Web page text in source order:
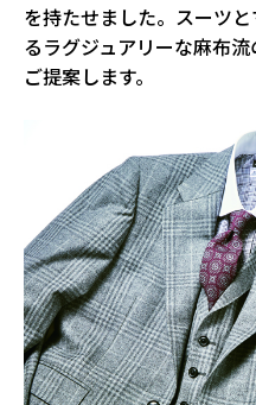
を持たせました。スーツ
るラグジュアリーな麻布
ご提案します。